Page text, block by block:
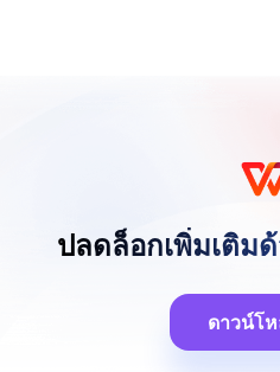
ปลดล็อกเพิ่มเติม
ดาวน์โ